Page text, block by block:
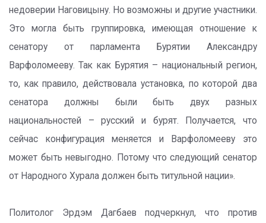
недоверии Наговицыну. Но возможны и другие участники.
Это могла быть группировка, имеющая отношение к
сенатору от парламента Бурятии Александру
Варфоломееву. Так как Бурятия – национальный регион,
то, как правило, действовала установка, по которой два
сенатора должны были быть двух разных
национальностей – русский и бурят. Получается, что
сейчас конфигурация меняется и Варфоломееву это
может быть невыгодно. Потому что следующий сенатор
от Народного Хурала должен быть титульной нации».
Политолог Эрдэм Дагбаев подчеркнул, что против